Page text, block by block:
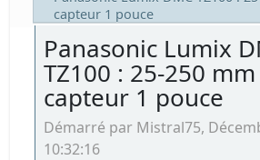
capteur 1 pouce
Panasonic Lumix
TZ100 : 25-250
capteur 1 pouce
Démarré par Mistral75,
10:32:16